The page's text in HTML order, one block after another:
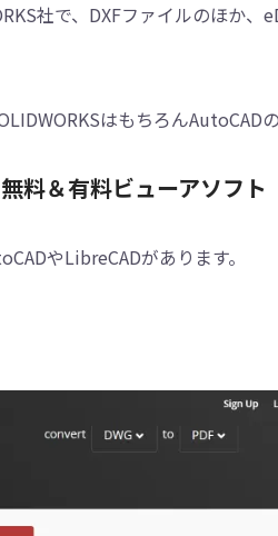
社で、DXFファイルのほか、
はもちろんAutoCAD
料＆有料ビューアソフト
やLibreCADがあります。